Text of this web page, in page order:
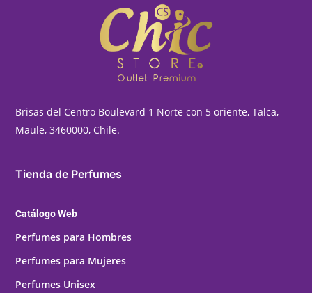
Brisas del Centro Boulevard 1 Norte con 5 oriente, Talca,
Maule, 3460000, Chile.
Tienda de Perfumes
Catálogo Web
Perfumes para Hombres
Perfumes para Mujeres
Perfumes Unisex